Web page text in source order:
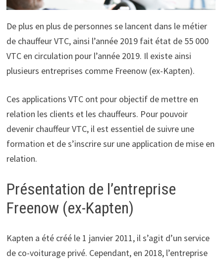
De plus en plus de personnes se lancent dans le métier
de chauffeur VTC, ainsi l’année 2019 fait état de 55 000
VTC en circulation pour l’année 2019. Il existe ainsi
plusieurs entreprises comme Freenow (ex-Kapten).
Ces applications VTC ont pour objectif de mettre en
relation les clients et les chauffeurs. Pour pouvoir
devenir chauffeur VTC, il est essentiel de suivre une
formation et de s’inscrire sur une application de mise en
relation.
Présentation de l’entreprise
Freenow (ex-Kapten)
Kapten a été créé le 1 janvier 2011, il s’agit d’un service
de co-voiturage privé. Cependant, en 2018, l’entreprise